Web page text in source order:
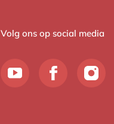
Volg ons op social media